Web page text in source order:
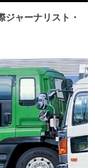
ャーナリスト・